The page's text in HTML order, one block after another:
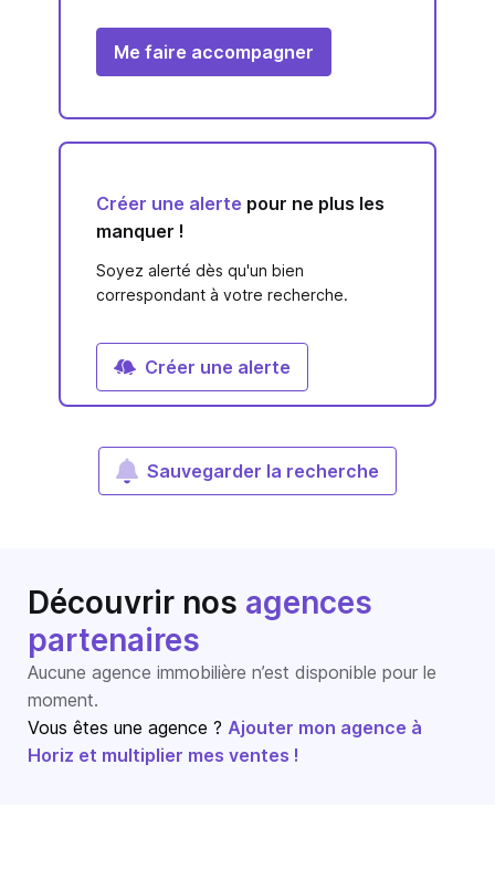
Me faire accompagner
Créer une alerte pour ne plus les
manquer !
Soyez alerté dès qu'un bien
correspondant à votre recherche.
Créer une alerte
Sauvegarder la recherche
Découvrir nos agences
partenaires
Aucune agence immobilière n’est disponible pour le
moment.
Vous êtes une agence ? Ajouter mon agence à
Horiz et multiplier mes ventes !